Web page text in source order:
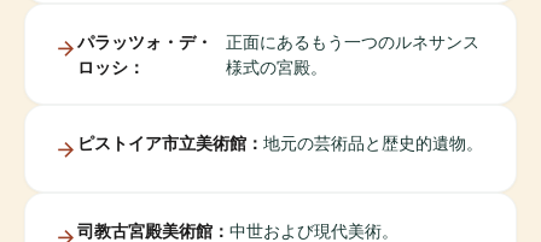
パラッツォ・デ・
ロッシ：
正面にあるもう一つのルネサンス
様式の宮殿。
ピストイア市立美術館： 地元の芸術品と歴史的遺物。
司教古宮殿美術館： 中世および現代美術。